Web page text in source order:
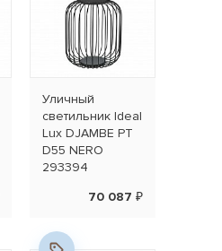
Уличный
светильник Ideal
Lux DJAMBE PT
D55 NERO
293394
70 087 ₽